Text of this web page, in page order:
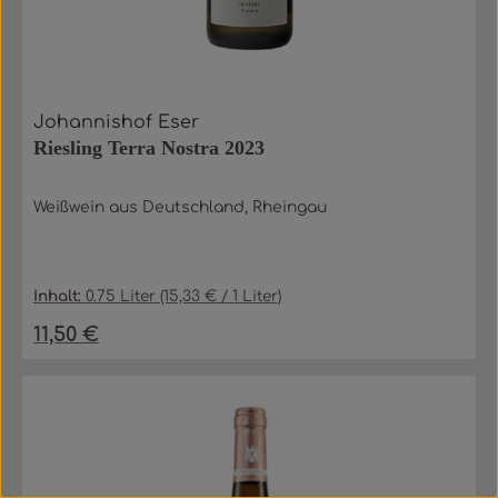
Johannishof Eser
Riesling Terra Nostra 2023
Weißwein aus Deutschland, Rheingau
Inhalt:0.75 Liter (15,33 € / 1 Liter)
Regulärer Preis:
11,50 €